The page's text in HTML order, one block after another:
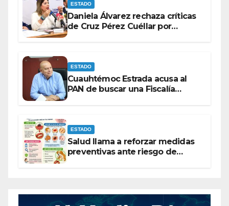
ESTADO
Daniela Álvarez rechaza críticas
de Cruz Pérez Cuéllar por
ESTADO
Cuauhtémoc Estrada acusa al
PAN de buscar una Fiscalía
ESTADO
Salud llama a reforzar medidas
preventivas ante riesgo de